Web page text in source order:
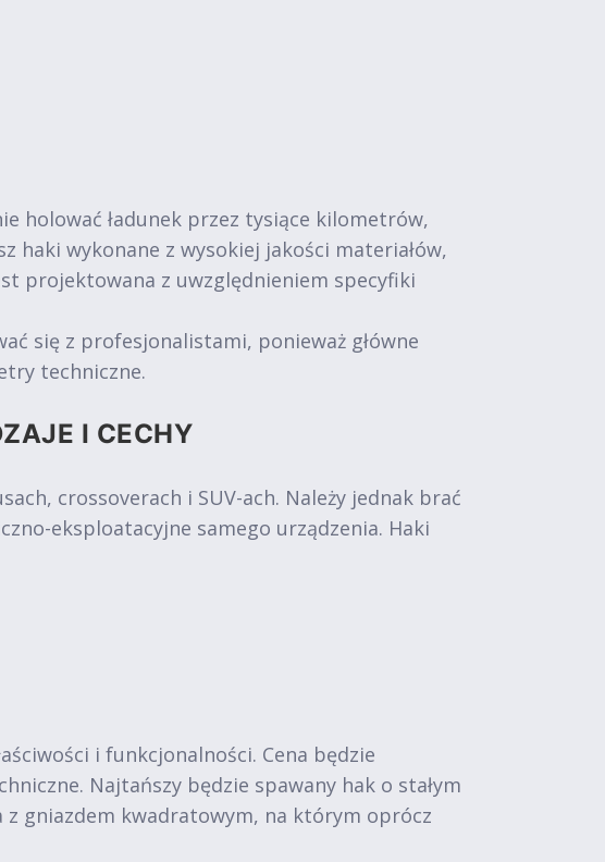
holować ładunek przez tysiące kilometrów,
haki wykonane z wysokiej jakości materiałów,
projektowana z uwzględnieniem specyfiki
się z profesjonalistami, ponieważ główne
techniczne.
I CECHY
crossoverach i SUV-ach. Należy jednak brać
eksploatacyjne samego urządzenia. Haki
i funkcjonalności. Cena będzie
Najtańszy będzie spawany hak o stałym
z gniazdem kwadratowym, na którym oprócz